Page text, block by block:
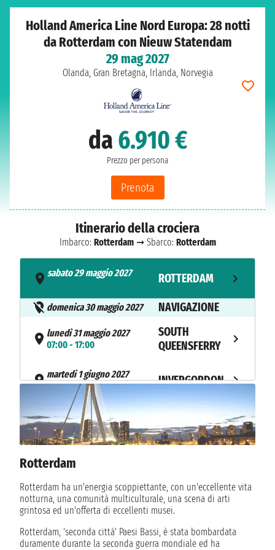
Holland America Line Nord Europa: 28 notti
da Rotterdam con Nieuw Statendam
29 mag 2027
Olanda, Gran Bretagna, Irlanda, Norvegia
da 6.910 €
Prezzo per persona
Prenota
Itinerario della crociera
Imbarco: Rotterdam➞ Sbarco: Rotterdam
sabato 29 maggio 2027
ROTTERDAM
domenica 30 maggio 2027 NAVIGAZIONE
lunedì 31 maggio 2027
07:00 - 17:00
SOUTH
QUEENSFERRY
martedì 1 giugno 2027
07:00 - 17:00
INVERGORDON
mercoledì 2 giugno 2027
08:00 - 18:00
11:00 - 22:00
venerdì 4 giugno 2027
07:00 - 16:00
GREENOCK
sabato 5 giugno 2027
08:00 - 18:00
KILLYBEGS
Rotterdam
Rotterdam ha un'energia scoppiettante, con un'eccellente vita
notturna, una comunità multiculturale, una scena di arti
grintosa ed un'offerta di eccellenti musei.
Rotterdam, 'seconda città' Paesi Bassi, è stata bombardata
duramente durante la seconda guerra mondiale ed ha